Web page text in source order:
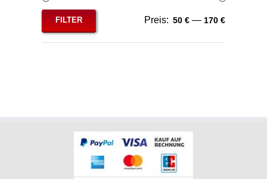
Min.
Preis
Max.
Preis
FILTER Preis: 50 € — 170 €